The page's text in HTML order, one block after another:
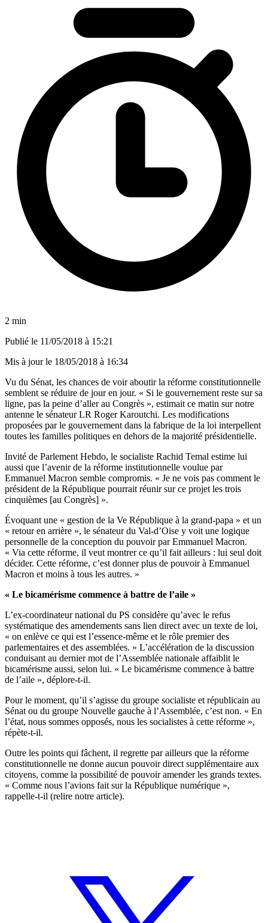
2 min
Publié le 11/05/2018 à 15:21
Mis à jour le 18/05/2018 à 16:34
Vu du Sénat, les chances de voir aboutir la réforme constitutionnelle
semblent se réduire de jour en jour. « Si le gouvernement reste sur sa
ligne, pas la peine d’aller au Congrès », estimait ce matin sur notre
antenne le sénateur LR Roger Karoutchi. Les modifications
proposées par le gouvernement dans la fabrique de la loi interpellent
toutes les familles politiques en dehors de la majorité présidentielle.
Invité de Parlement Hebdo, le socialiste Rachid Temal estime lui
aussi que l’avenir de la réforme institutionnelle voulue par
Emmanuel Macron semble compromis. « Je ne vois pas comment le
président de la République pourrait réunir sur ce projet les trois
cinquièmes [au Congrès] ».
Évoquant une « gestion de la Ve République à la grand-papa » et un
« retour en arrière », le sénateur du Val-d’Oise y voit une logique
personnelle de la conception du pouvoir par Emmanuel Macron.
« Via cette réforme, il veut montrer ce qu’il fait ailleurs : lui seul doit
décider. Cette réforme, c’est donner plus de pouvoir à Emmanuel
Macron et moins à tous les autres. »
« Le bicamérisme commence à battre de l’aile »
L’ex-coordinateur national du PS considère qu’avec le refus
systématique des amendements sans lien direct avec un texte de loi,
« on enlève ce qui est l’essence-même et le rôle premier des
parlementaires et des assemblées. » L’accélération de la discussion
conduisant au dernier mot de l’Assemblée nationale affaiblit le
bicamérisme aussi, selon lui. « Le bicamérisme commence à battre
de l’aile », déplore-t-il.
Pour le moment, qu’il s’agisse du groupe socialiste et républicain au
Sénat ou du groupe Nouvelle gauche à l’Assemblée, c’est non. « En
l’état, nous sommes opposés, nous les socialistes à cette réforme »,
répète-t-il.
Outre les points qui fâchent, il regrette par ailleurs que la réforme
constitutionnelle ne donne aucun pouvoir direct supplémentaire aux
citoyens, comme la possibilité de pouvoir amender les grands textes.
« Comme nous l’avions fait sur la République numérique »,
rappelle-t-il (relire notre article).